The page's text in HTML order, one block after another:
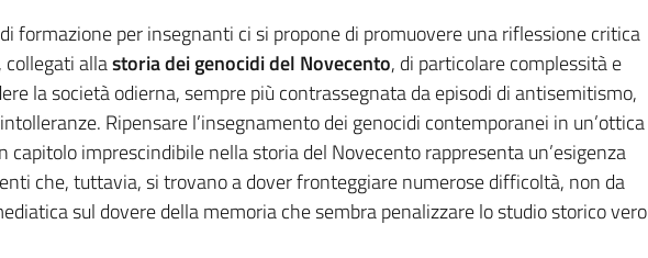
formazione per insegnanti ci si propone di promuovere una riflessione critica
allastoria dei genocidi del Novecento, di particolare complessità e
la società odierna, sempre più contrassegnata da episodi di antisemitismo,
Ripensare l’insegnamento dei genocidi contemporanei in un’ottica
capitolo imprescindibile nella storia del Novecento rappresenta un’esigenza
che, tuttavia, si trovano a dover fronteggiare numerose difficoltà, non da
sul dovere della memoria che sembra penalizzare lo studio storico vero